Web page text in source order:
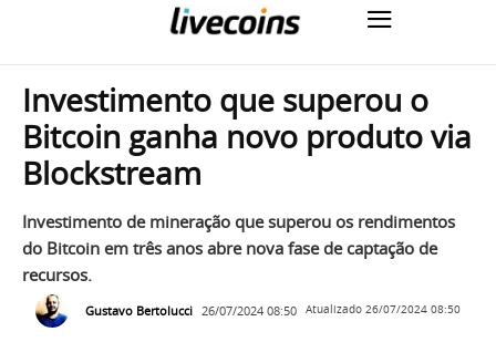
Investimento que superou o
Bitcoin ganha novo produto via
Blockstream
Investimento de mineração que superou os rendimentos
do Bitcoin em três anos abre nova fase de captação de
recursos.
Gustavo Bertolucci 26/07/2024 08:50 Atualizado 26/07/2024 08:50